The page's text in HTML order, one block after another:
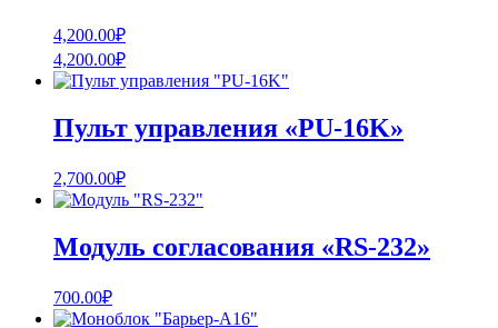
4,200.00₽
4,200.00₽
Пульт управления «PU-16K»
2,700.00₽
Модуль согласования «RS-232»
700.00₽